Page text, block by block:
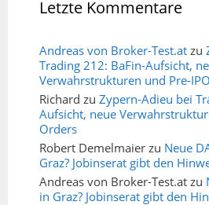
Letzte Kommentare
Andreas von Broker-Test.at zu
Trading 212: BaFin-Aufsicht,
Verwahrstrukturen und Pre-
Richard zu Zypern-Adieu bei
Aufsicht, neue
Orders
Robert Demelmaier zu Neue
Graz? Jobinserat gibt den
Andreas von Broker-Test.at zu
in Graz? Jobinserat gibt den